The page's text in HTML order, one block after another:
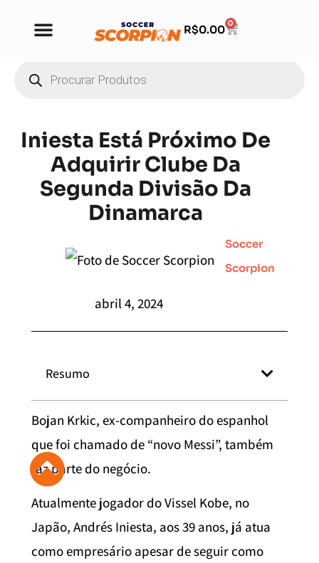
R$0.00 0
Iniesta Está Próximo De
Adquirir Clube Da
Segunda Divisão Da
Dinamarca
Soccer
Scorpion
abril 4, 2024
Resumo
Bojan Krkic, ex-companheiro do espanhol
que foi chamado de “novo Messi”, também
faz parte do negócio.
Atualmente jogador do Vissel Kobe, no
Japão, Andrés Iniesta, aos 39 anos, já atua
como empresário apesar de seguir como